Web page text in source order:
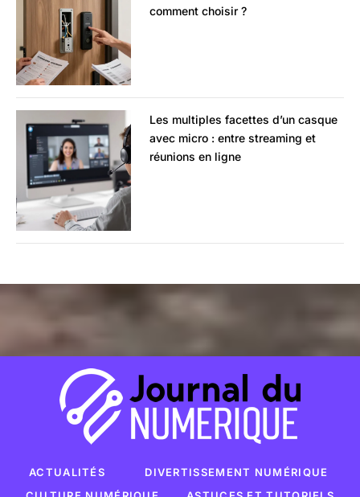
comment choisir ?
Les multiples facettes d’un casque
avec micro : entre streaming et
réunions en ligne
ACTUALITÉS
DIVERTISSEMENT NUMÉRIQUE